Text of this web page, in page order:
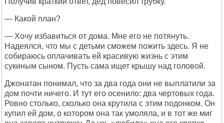
— Какой план?
— Хочу избавиться от дома. Мне его не потянуть.
Надеялся, что мы с детьми сможем пожить здесь. Я не
собираюсь оплачивать ей красивую жизнь с этим
сукиным сыном. Пусть сама ищет крышу над головой.
Джонатан понимал, что за два года они не выплатили за
дом почти ничего. И тут его осенило: два чертовых года.
Ровно столько, сколько она крутила с этим подонком. Он
купил ей дом, о котором она так умоляла, и в тот же миг